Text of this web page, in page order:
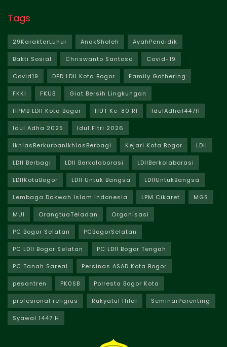
Tags
29KarakterLuhur AnakSholeh AyahPendidik
Bakti Sosial Chriswanto Santoso Covid-19
Covid19 DPD LDII Kota Bogor Family Gathering
FKKI FKUB Giat Bersih Lingkungan
HPMB LDII Kota Bogor HUT Ke-80 RI IdulAdha1447H
Idul Adha 2025 Idul Fitri 2026
IkhlasBerkurbanIkhlasBerbagi Kejari Kota Bogor LDII
LDII Berbagi LDII Berkolaborasi LDIIBerkolaborasi
LDIIKotaBogor LDII Untuk Bangsa LDIIUntukBangsa
Lembaga Dakwah Islam Indonesia LPM Cikaret MGS
MUI OrangtuaTeladan Organisasi
PC Bogor Selatan PCBogorSelatan
PC LDII Bogor Selatan PC LDII Bogor Tengah
PC Tanah Sareal Persinas ASAD Kota Bogor
pesantren PK0SB Polresta Bogor Kota
profesional religius Rukyatul Hilal SeminarParenting
Syawal 1447 H